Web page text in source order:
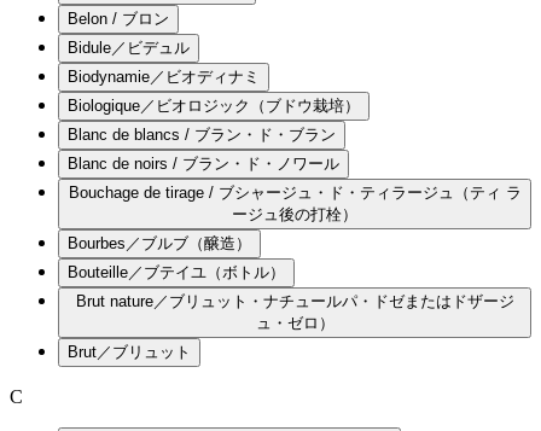
Belon / ブロン
Bidule／ビデュル
Biodynamie／ビオディナミ
Biologique／ビオロジック（ブドウ栽培）
Blanc de blancs / ブラン・ド・ブラン
Blanc de noirs / ブラン・ド・ノワール
Bouchage de tirage / ブシャージュ・ド・ティラージュ（ティ ラ
ージュ後の打栓）
Bourbes／ブルブ（醸造）
Bouteille／ブテイユ（ボトル）
Brut nature／ブリュット・ナチュールパ・ドゼまたはドザージ
ュ・ゼロ）
Brut／ブリュット
C